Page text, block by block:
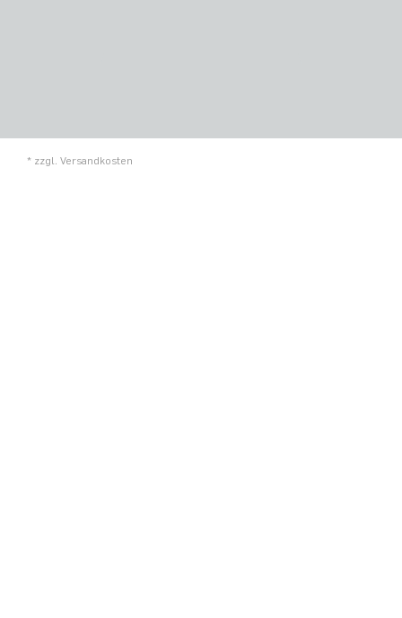
* zzgl. Versandkosten